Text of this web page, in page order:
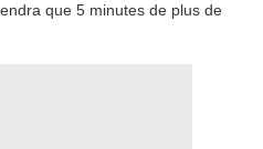
que 5 minutes de plus de